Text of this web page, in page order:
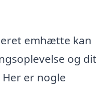
emhætte kan
og dit
er nogle